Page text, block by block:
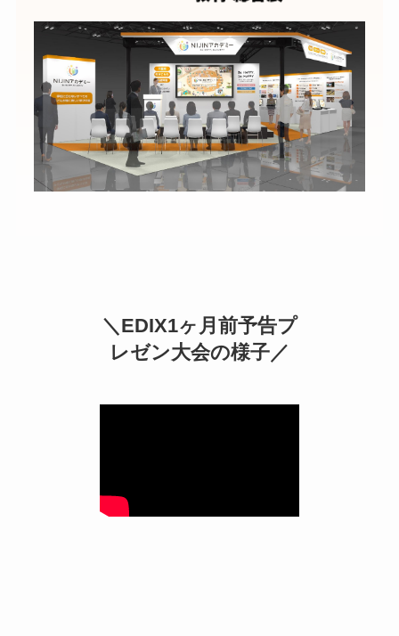
＼EDIX1ヶ月前予告プ
レゼン大会の様子／